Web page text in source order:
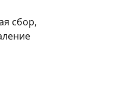
сбор,